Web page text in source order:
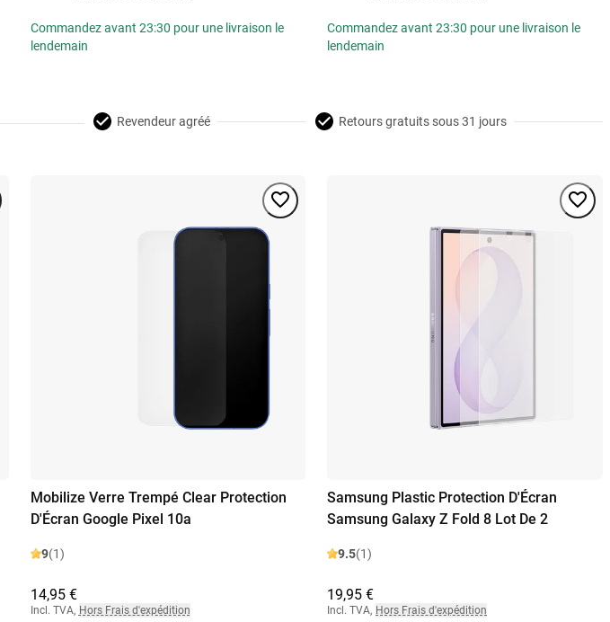
Commandez avant 23:30 pour une livraison le
lendemain
Commandez avant 23:30 pour une livraison le
lendemain
Revendeur agréé Retours gratuits sous 31 jours
Mobilize Verre Trempé Clear Protection
D'Écran Google Pixel 10a
9(1)
14,95 €
Incl. TVA, Hors Frais d'expédition
Samsung Plastic Protection D'Écran
Samsung Galaxy Z Fold 8 Lot De 2
9.5(1)
19,95 €
Incl. TVA, Hors Frais d'expédition